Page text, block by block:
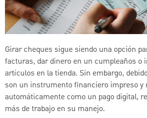
Girar cheques sigue siendo una opción
facturas, dar dinero en un cumpleaños o
artículos en la tienda. Sin embargo,
son un instrumento financiero impreso y
automáticamente como un pago digital,
más de trabajo en su manejo.